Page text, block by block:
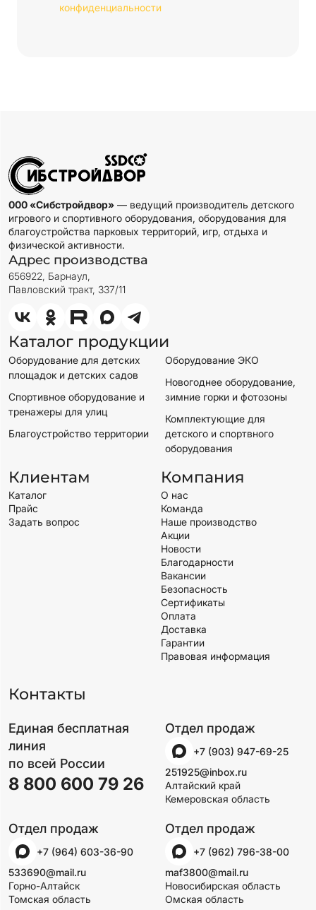
конфиденциальности
000 «Сибстройдвор» — ведущий производитель детского
игрового и спортивного оборудования, оборудования для
благоустройства парковых территорий, игр, отдыха и
физической активности.
Адрес производства
656922, Барнаул,
Павловский тракт, 337/11
Каталог продукции
Оборудование для детских
площадок и детских садов
Спортивное оборудование и
тренажеры для улиц
Благоустройство территории
Оборудование ЭКО
Новогоднее оборудование,
зимние горки и фотозоны
Комплектующие для
детского и спортвного
оборудования
Клиентам
Каталог
Прайс
Задать вопрос
Компания
О нас
Команда
Наше производство
Акции
Новости
Благодарности
Вакансии
Безопасность
Сертификаты
Оплата
Доставка
Гарантии
Правовая информация
Контакты
Единая бесплатная
линия
по всей России
8 800 600 79 26
Отдел продаж
+7 (903) 947-69-25
251925@inbox.ru
Алтайский край
Кемеровская область
Отдел продаж
+7 (964) 603-36-90
533690@mail.ru
Горно-Алтайск
Томская область
Отдел продаж
+7 (962) 796-38-00
maf3800@mail.ru
Новосибирская область
Омская область